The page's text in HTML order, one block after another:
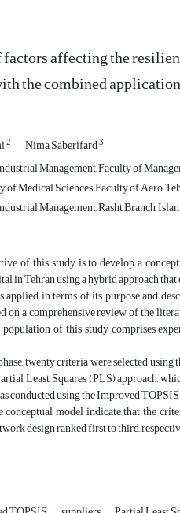
affecting the
the combined
2 Nima Saberifard3
Management, Faculty of
Medical Sciences, Faculty of Aero,
Management, Rasht Branch,
of this study is to develop a
in Tehran using a hybrid approach
applied in terms of its purpose and
on a comprehensive review of the
of this study comprises
twenty criteria were selected
Least Squares (PLS) approach,
conducted using the Improved
model indicate that the
design ranked first to third,